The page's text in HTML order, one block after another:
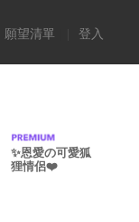
願望清單 登入
✨恩愛の可愛狐
狸情侶❤️